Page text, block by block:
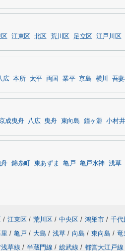
江東区 北区 荒川区 足立区 江戸川区
広 本所 太平 両国 業平 京島 横川 吾
成曳舟 八広 曳舟 東向島 鐘ヶ淵 小村井
舟 錦糸町 東あずま 亀戸 亀戸水神 浅草
/ 江東区 / 荒川区 / 中央区 / 鴻巣市 / 千代
/ 亀戸 / 大島 / 浅草 / 向島 / 東向島 / 竜
草線 / 半蔵門線 / 総武線 / 都営大江戸線